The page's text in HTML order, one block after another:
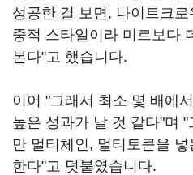
성공한 걸 보면, 나이트크
중적 스타일이라 미르보다
본다"고 했습니다.
이어 "그래서 최소 몇 배에
높은 성과가 날 것 같다"며 "
만 멀티체인, 멀티토큰을
한다"고 덧붙였습니다.